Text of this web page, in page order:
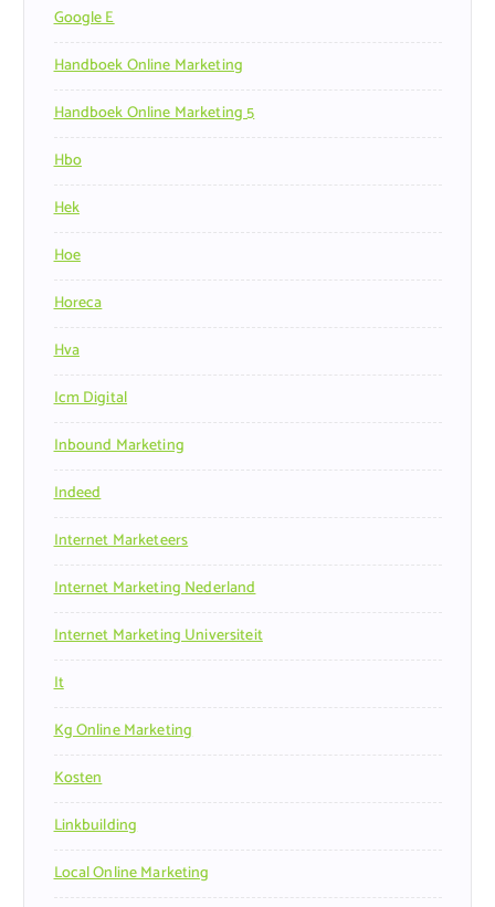
Google E
Handboek Online Marketing
Handboek Online Marketing 5
Hbo
Hek
Hoe
Horeca
Hva
Icm Digital
Inbound Marketing
Indeed
Internet Marketeers
Internet Marketing Nederland
Internet Marketing Universiteit
It
Kg Online Marketing
Kosten
Linkbuilding
Local Online Marketing